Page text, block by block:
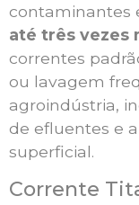
contaminantes
até três vezes
correntes
ou lavagem
agroindústria,
de efluentes e
superficial.
Corrente